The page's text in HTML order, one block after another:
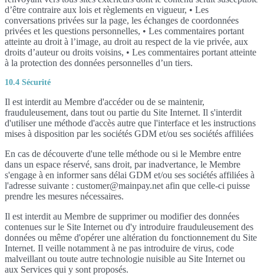
d’être contraire aux lois et règlements en vigueur, • Les
conversations privées sur la page, les échanges de coordonnées
privées et les questions personnelles, • Les commentaires portant
atteinte au droit à l’image, au droit au respect de la vie privée, aux
droits d’auteur ou droits voisins, • Les commentaires portant atteinte
à la protection des données personnelles d’un tiers.
10.4 Sécurité
Il est interdit au Membre d'accéder ou de se maintenir,
frauduleusement, dans tout ou partie du Site Internet. Il s'interdit
d'utiliser une méthode d'accès autre que l'interface et les instructions
mises à disposition par les sociétés GDM et/ou ses sociétés affiliées
En cas de découverte d'une telle méthode ou si le Membre entre
dans un espace réservé, sans droit, par inadvertance, le Membre
s'engage à en informer sans délai GDM et/ou ses sociétés affiliées à
l'adresse suivante : customer@mainpay.net afin que celle-ci puisse
prendre les mesures nécessaires.
Il est interdit au Membre de supprimer ou modifier des données
contenues sur le Site Internet ou d'y introduire frauduleusement des
données ou même d'opérer une altération du fonctionnement du Site
Internet. Il veille notamment à ne pas introduire de virus, code
malveillant ou toute autre technologie nuisible au Site Internet ou
aux Services qui y sont proposés.